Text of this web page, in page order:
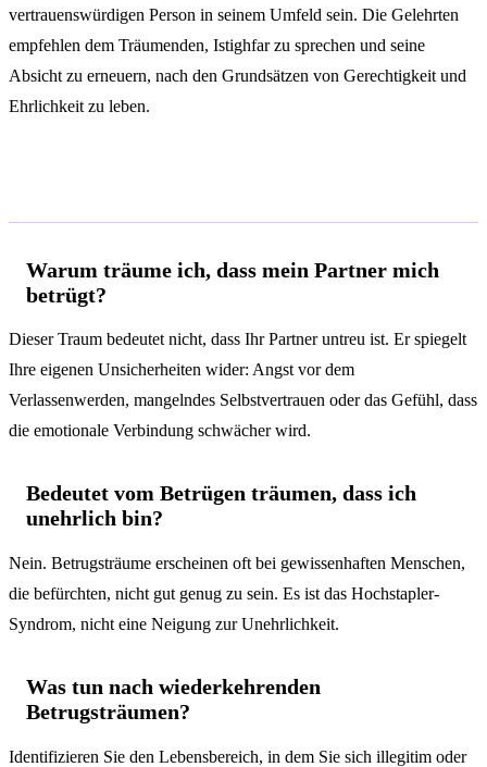
vertrauenswürdigen Person in seinem Umfeld sein. Die Gelehrten
empfehlen dem Träumenden, Istighfar zu sprechen und seine
Absicht zu erneuern, nach den Grundsätzen von Gerechtigkeit und
Ehrlichkeit zu leben.
Warum träume ich, dass mein Partner mich
betrügt?
Dieser Traum bedeutet nicht, dass Ihr Partner untreu ist. Er spiegelt
Ihre eigenen Unsicherheiten wider: Angst vor dem
Verlassenwerden, mangelndes Selbstvertrauen oder das Gefühl, dass
die emotionale Verbindung schwächer wird.
Bedeutet vom Betrügen träumen, dass ich
unehrlich bin?
Nein. Betrugsträume erscheinen oft bei gewissenhaften Menschen,
die befürchten, nicht gut genug zu sein. Es ist das Hochstapler-
Syndrom, nicht eine Neigung zur Unehrlichkeit.
Was tun nach wiederkehrenden
Betrugsträumen?
Identifizieren Sie den Lebensbereich, in dem Sie sich illegitim oder